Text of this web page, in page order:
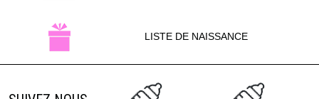
LISTE DE NAISSANCE